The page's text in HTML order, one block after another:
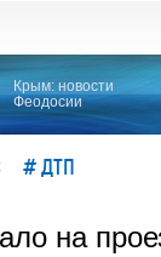
Крым: новости
Феодосии
# ДТП
на